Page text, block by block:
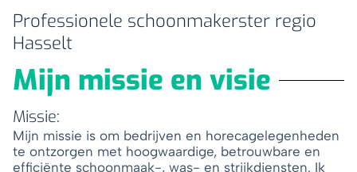
Professionele schoonmakerster regio
Hasselt
Mijn missie en visie
Missie:
Mijn missie is om bedrijven en horecagelegenheden
te ontzorgen met hoogwaardige, betrouwbare en
efficiënte schoonmaak-, was- en strijkdiensten. Ik